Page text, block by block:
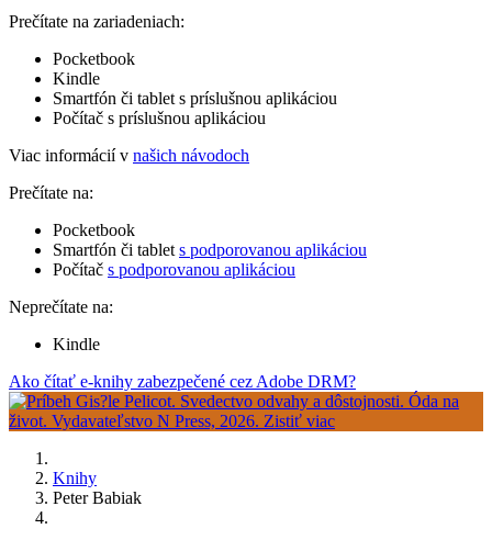
Prečítate na zariadeniach:
Pocketbook
Kindle
Smartfón či tablet s príslušnou aplikáciou
Počítač s príslušnou aplikáciou
Viac informácií v našich návodoch
Prečítate na:
Pocketbook
Smartfón či tablet s podporovanou aplikáciou
Počítač s podporovanou aplikáciou
Neprečítate na:
Kindle
Ako čítať e-knihy zabezpečené cez Adobe DRM?
Knihy
Peter Babiak